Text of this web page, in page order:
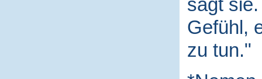
sagt
Gefühl,
zu tun."